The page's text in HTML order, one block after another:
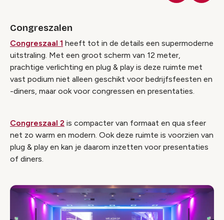
Congreszalen
Congreszaal 1 heeft tot in de details een supermoderne
uitstraling. Met een groot scherm van 12 meter,
prachtige verlichting en plug & play is deze ruimte met
vast podium niet alleen geschikt voor bedrijfsfeesten en
-diners, maar ook voor congressen en presentaties.
Congreszaal 2 is compacter van formaat en qua sfeer
net zo warm en modern. Ook deze ruimte is voorzien van
plug & play en kan je daarom inzetten voor presentaties
of diners.